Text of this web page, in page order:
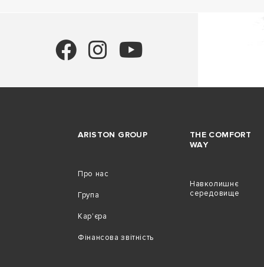
ARISTON GROUP
Про нас
Група
Кар'єра
Фінансова звітність
THE COMFORT
WAY
Навколишнє
середовище